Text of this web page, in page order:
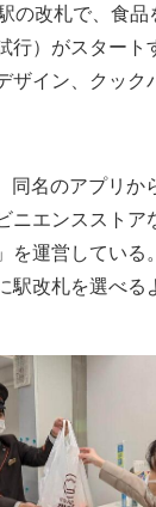
の改札で、食品
行）がスタート
ザイン、クッ
名のアプリか
ニエンスストア
を運営している
駅改札を選べる